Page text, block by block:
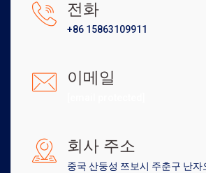
전화
+86 15863109911
이메일
회사 주소
중국 산둥성 쯔보시 주춘구 난